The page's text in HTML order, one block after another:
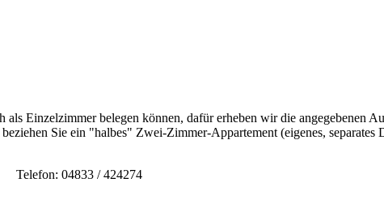
Einzelzimmer belegen können, dafür erheben wir die angegebenen
Sie ein "halbes" Zwei-Zimmer-Appartement (eigenes,
04833 / 424274